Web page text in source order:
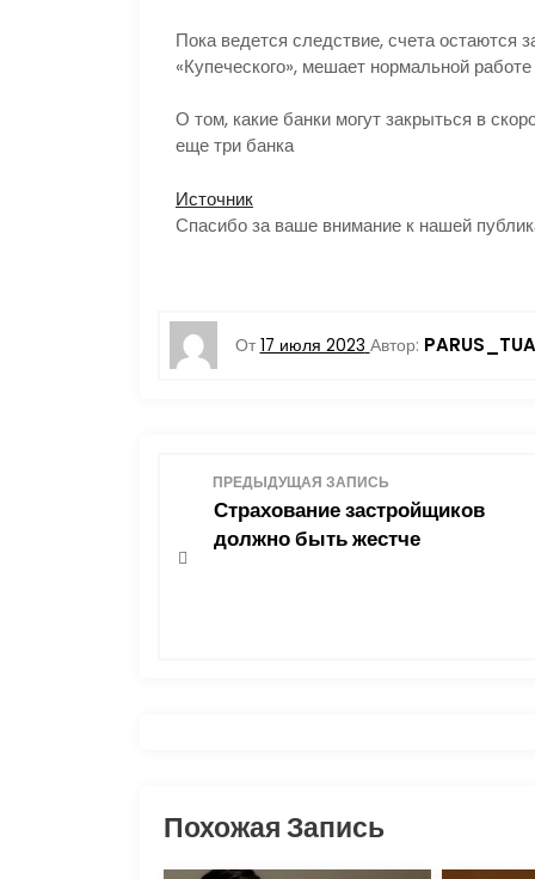
Пока ведется следствие, счета остаются
«Купеческого», мешает нормальной
О том, какие банки могут закрыться в
еще три банка
Источник
Спасибо за ваше внимание к нашей
От 17 июля 2023 Автор:
и
ПРЕДЫДУЩАЯ ЗАПИСЬ
Страхование застройщиков
должно быть жестче
Похожая Запись